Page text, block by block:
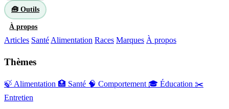
🧰 Outils
À propos
Articles Santé Alimentation Races Marques À propos
Thèmes
🍃 Alimentation 🏥 Santé 🧠 Comportement 🎓 Éducation ✂️
Entretien